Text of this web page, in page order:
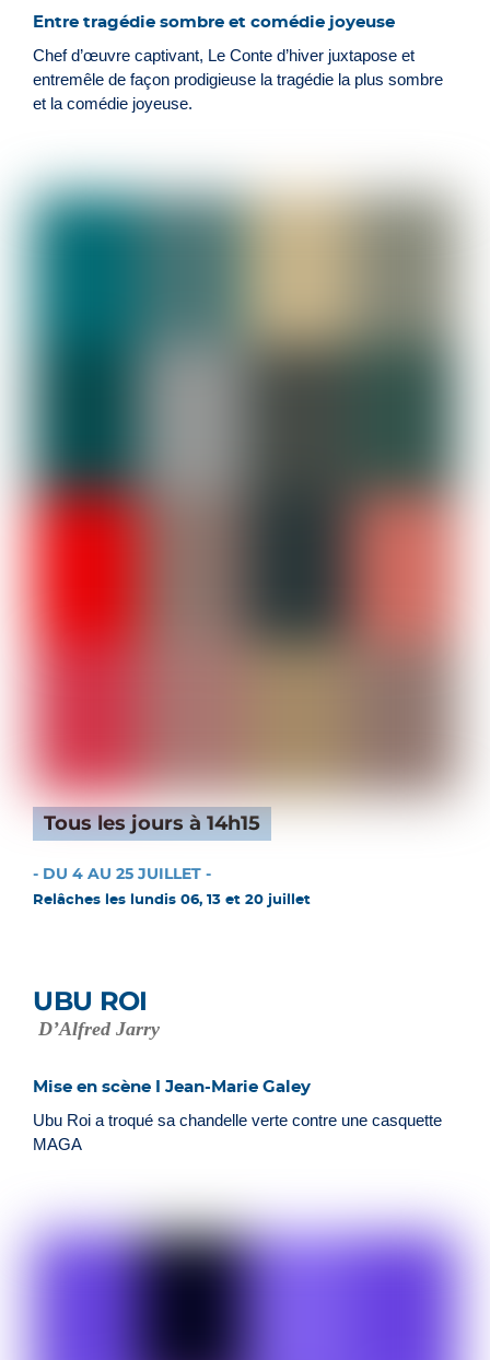
Entre tragédie sombre et comédie joyeuse
Chef d’œuvre captivant, Le Conte d’hiver juxtapose et
entremêle de façon prodigieuse la tragédie la plus sombre
et la comédie joyeuse.
Tous les jours à 14h15
- DU 4 AU 25 JUILLET -
Relâches les lundis 06, 13 et 20 juillet
UBU ROI
D’Alfred Jarry
Mise en scène I Jean-Marie Galey
Ubu Roi a troqué sa chandelle verte contre une casquette
MAGA